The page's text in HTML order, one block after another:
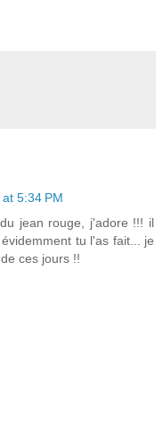
5:34 PM
jean rouge, j'adore !!! il
tu l'as fait... je
ces jours !!